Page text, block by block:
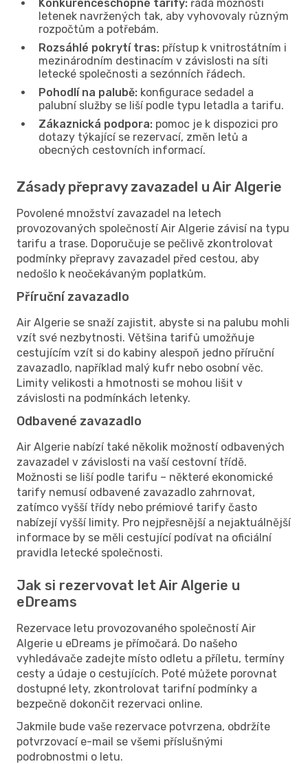
Konkurenceschopné tarify: řada možností
letenek navržených tak, aby vyhovovaly různým
rozpočtům a potřebám.
Rozsáhlé pokrytí tras: přístup k vnitrostátním i
mezinárodním destinacím v závislosti na síti
letecké společnosti a sezónních řádech.
Pohodlí na palubě: konfigurace sedadel a
palubní služby se liší podle typu letadla a tarifu.
Zákaznická podpora: pomoc je k dispozici pro
dotazy týkající se rezervací, změn letů a
obecných cestovních informací.
Zásady přepravy zavazadel u Air Algerie
Povolené množství zavazadel na letech
provozovaných společností Air Algerie závisí na typu
tarifu a trase. Doporučuje se pečlivě zkontrolovat
podmínky přepravy zavazadel před cestou, aby
nedošlo k neočekávaným poplatkům.
Příruční zavazadlo
Air Algerie se snaží zajistit, abyste si na palubu mohli
vzít své nezbytnosti. Většina tarifů umožňuje
cestujícím vzít si do kabiny alespoň jedno příruční
zavazadlo, například malý kufr nebo osobní věc.
Limity velikosti a hmotnosti se mohou lišit v
závislosti na podmínkách letenky.
Odbavené zavazadlo
Air Algerie nabízí také několik možností odbavených
zavazadel v závislosti na vaší cestovní třídě.
Možnosti se liší podle tarifu – některé ekonomické
tarify nemusí odbavené zavazadlo zahrnovat,
zatímco vyšší třídy nebo prémiové tarify často
nabízejí vyšší limity. Pro nejpřesnější a nejaktuálnější
informace by se měli cestující podívat na oficiální
pravidla letecké společnosti.
Jak si rezervovat let Air Algerie u
eDreams
Rezervace letu provozovaného společností Air
Algerie u eDreams je přímočará. Do našeho
vyhledávače zadejte místo odletu a příletu, termíny
cesty a údaje o cestujících. Poté můžete porovnat
dostupné lety, zkontrolovat tarifní podmínky a
bezpečně dokončit rezervaci online.
Jakmile bude vaše rezervace potvrzena, obdržíte
potvrzovací e-mail se všemi příslušnými
podrobnostmi o letu.